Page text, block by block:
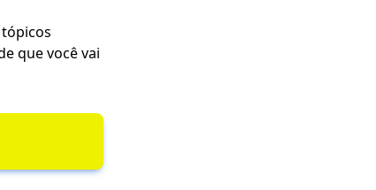
que você vai